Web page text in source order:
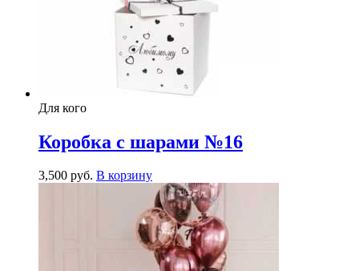
Для кого
Коробка с шарами №16
3,500 руб. В корзину